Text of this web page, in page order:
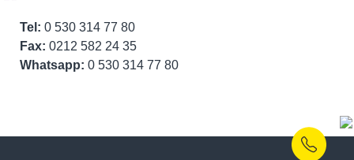
Tel: 0 530 314 77 80
Fax: 0212 582 24 35
Whatsapp: 0 530 314 77 80